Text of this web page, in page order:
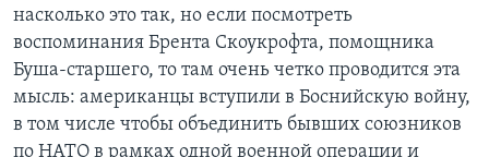
насколько это так, но если посмотреть
воспоминания Брента Скоукрофта, помощника
Буша-старшего, то там очень четко проводится эта
мысль: американцы вступили в Боснийскую войну,
в том числе чтобы объединить бывших союзников
по НАТО в рамках одной военной операции и